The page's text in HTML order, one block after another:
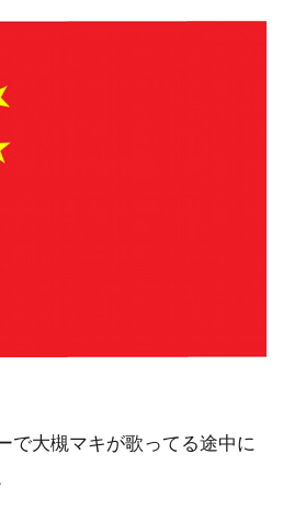
で大槻マキが歌ってる途中に